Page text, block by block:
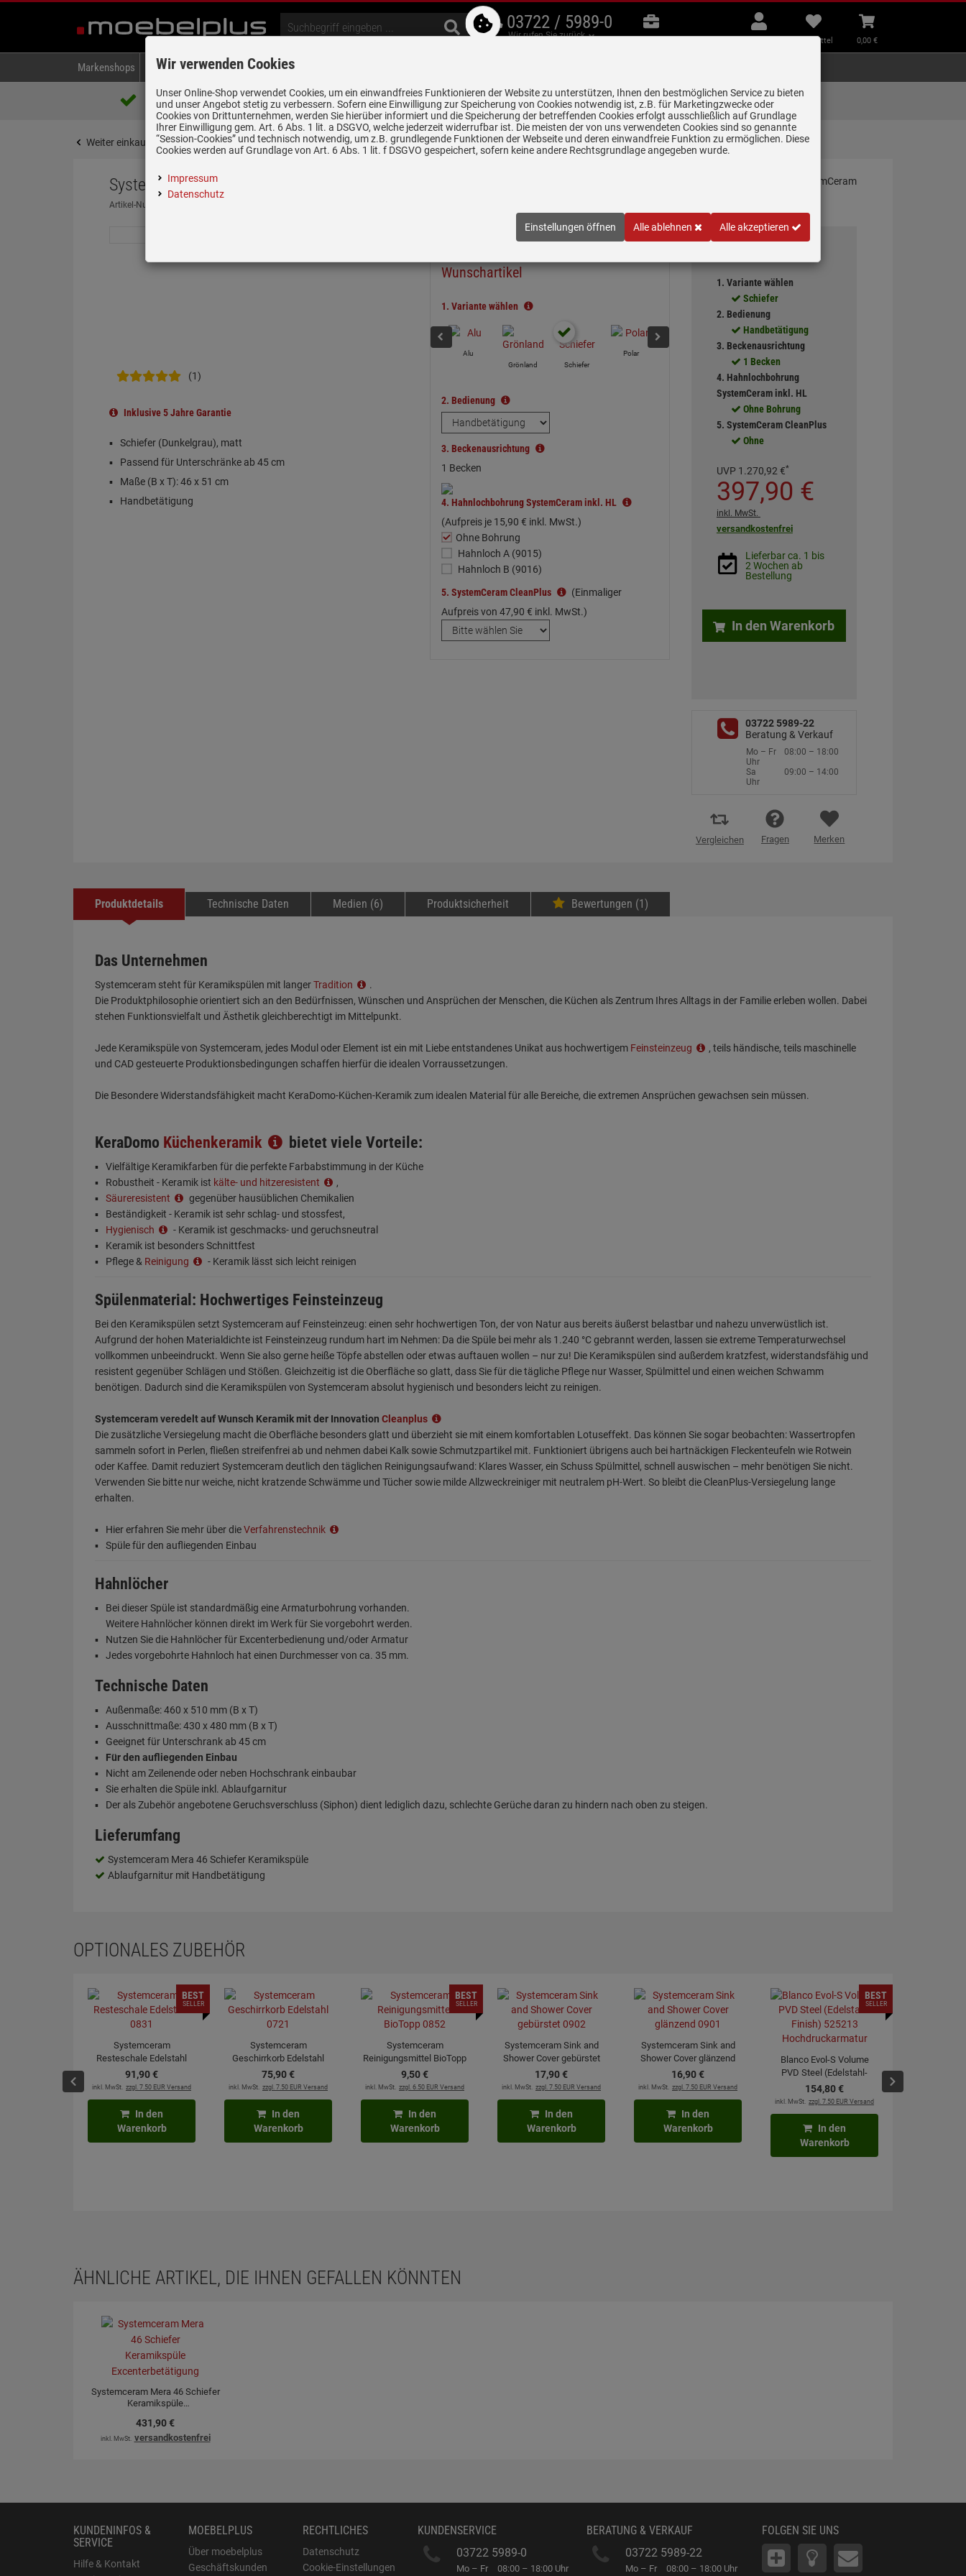
03722 / 5989-0
Wir rufen Sie zurück
B2B
Beratung
Mein
Konto
Merkzettel
aufklappen
Merkzettel
Warenkorb
aufklappen
0,00 €
Markenshops Backen & Kochen Kühlen & Gefrieren
Über 85.000 positive Bewertungen
auf eBay, Amazon und Trusted Shops
5 Jahre Garantie auf
alle gekennzeichneten Produkte
Lieferung zum
Wunschtermin
Weiter einkaufen Startseite Spülen & Armaturen Keramikspülen Systemceram Mera 46 Schiefer Keramikspüle Handbet…
Systemceram Mera 46 Schiefer Keramikspüle Handbetätigung
Artikel-Nummer:
(1)
Inklusive 5 Jahre Garantie
Schiefer (Dunkelgrau), matt
Passend für Unterschränke ab 45 cm
Maße (B x T): 46 x 51 cm
Handbetätigung
Wunschartikel
1. Variante wählen
Alu
Grönland
Schiefer
Polar
Nero
2. Bedienung
3. Beckenausrichtung
1 Becken
4. Hahnlochbohrung SystemCeram inkl. HL
(Aufpreis je 15,90 € inkl. MwSt.)
Ohne Bohrung
Hahnloch A (9015)
Hahnloch B (9016)
5. SystemCeram CleanPlus
(Einmaliger
Aufpreis von 47,90 € inkl. MwSt.)
1. Variante wählen
Schiefer
2. Bedienung
Handbetätigung
3. Beckenausrichtung
1 Becken
4. Hahnlochbohrung
SystemCeram inkl. HL
Ohne Bohrung
5. SystemCeram CleanPlus
Ohne
UVP 1.270,92 €*
397,90 €
inkl. MwSt.
versandkostenfrei
Lieferbar ca. 1 bis
2 Wochen ab
Bestellung
In den Warenkorb
03722 5989-22
Beratung & Verkauf
Mo – Fr
08:00 – 18:00
Uhr
Sa
09:00 – 14:00
Uhr
Vergleichen Fragen Merken
Produktdetails Technische Daten Medien (6) Produktsicherheit Bewertungen (1)
Das Unternehmen
Systemceram steht für Keramikspülen mit langerTradition
.
Die Produktphilosophie orientiert sich an den Bedürfnissen, Wünschen und Ansprüchen der Menschen, die Küchen als Zentrum Ihres Alltags in der Familie erleben wollen. Dabei
stehen Funktionsvielfalt und Ästhetik gleichberechtigt im Mittelpunkt.
Jede Keramikspüle von Systemceram, jedes Modul oder Element ist ein mit Liebe entstandenes Unikat aus hochwertigem Feinsteinzeug
, teils händische, teils maschinelle
und CAD gesteuerte Produktionsbedingungen schaffen hierfür die idealen Vorraussetzungen.
Die Besondere Widerstandsfähigkeit macht KeraDomo-Küchen-Keramik zum idealen Material für alle Bereiche, die extremen Ansprüchen gewachsen sein müssen.
KeraDomo Küchenkeramik bietet viele Vorteile:
Vielfältige Keramikfarben für die perfekte Farbabstimmung in der Küche
Robustheit - Keramik ist kälte- und hitzeresistent
,
Säureresistent
gegenüber hausüblichen Chemikalien
Beständigkeit - Keramik ist sehr schlag- und stossfest,
Hygienisch
- Keramik ist geschmacks- und geruchsneutral
Keramik ist besonders Schnittfest
Pflege & Reinigung - Keramik lässt sich leicht reinigen
Spülenmaterial: Hochwertiges Feinsteinzeug
Bei den Keramikspülen setzt Systemceram auf Feinsteinzeug: einen sehr hochwertigen Ton, der von Natur aus bereits äußerst belastbar und nahezu unverwüstlich ist.
Aufgrund der hohen Materialdichte ist Feinsteinzeug rundum hart im Nehmen: Da die Spüle bei mehr als 1.240 °C gebrannt werden, lassen sie extreme Temperaturwechsel
vollkommen unbeeindruckt. Wenn Sie also gerne heiße Töpfe abstellen oder etwas auftauen wollen – nur zu! Die Keramikspülen sind außerdem kratzfest, widerstandsfähig und
resistent gegenüber Schlägen und Stößen. Gleichzeitig ist die Oberfläche so glatt, dass Sie für die tägliche Pflege nur Wasser, Spülmittel und einen weichen Schwamm
benötigen. Dadurch sind die Keramikspülen von Systemceram absolut hygienisch und besonders leicht zu reinigen.
Systemceram veredelt auf Wunsch Keramik mit der Innovation Cleanplus
Die zusätzliche Versiegelung macht die Oberfläche besonders glatt und überzieht sie mit einem komfortablen Lotuseffekt. Das können Sie sogar beobachten: Wassertropfen
sammeln sofort in Perlen, fließen streifenfrei ab und nehmen dabei Kalk sowie Schmutzpartikel mit. Funktioniert übrigens auch bei hartnäckigen Fleckenteufeln wie Rotwein
oder Kaffee. Damit reduziert Systemceram deutlich den täglichen Reinigungsaufwand: Klares Wasser, ein Schuss Spülmittel, schnell auswischen – mehr benötigen Sie nicht.
Verwenden Sie bitte nur weiche, nicht kratzende Schwämme und Tücher sowie milde Allzweckreiniger mit neutralem pH-Wert. So bleibt die CleanPlus-Versiegelung lange
erhalten.
Hier erfahren Sie mehr über dieVerfahrenstechnik
Spüle für den aufliegenden Einbau
Hahnlöcher
Bei dieser Spüle ist standardmäßig eine Armaturbohrung vorhanden.
Weitere Hahnlöcher können direkt im Werk für Sie vorgebohrt werden.
Nutzen Sie die Hahnlöcher für Excenterbedienung und/oder Armatur
Jedes vorgebohrte Hahnloch hat einen Durchmesser von ca. 35 mm.
Technische Daten
Außenmaße: 460 x 510 mm (B x T)
Ausschnittmaße: 430 x 480 mm (B x T)
Geeignet für Unterschrank ab 45 cm
Für den aufliegenden Einbau
Nicht am Zeilenende oder neben Hochschrank einbaubar
Sie erhalten die Spüle inkl. Ablaufgarnitur
Der als Zubehör angebotene Geruchsverschluss (Siphon) dient lediglich dazu, schlechte Gerüche daran zu hindern nach oben zu steigen.
Lieferumfang
Systemceram Mera 46 Schiefer Keramikspüle
Ablaufgarnitur mit Handbetätigung
OPTIONALES ZUBEHÖR
Systemceram
Resteschale Edelstahl
0831
91,90€
inkl. MwSt. zzgl. 7.50 EUR Versand
BEST
SELLER
In den
Warenkorb
Systemceram
Geschirrkorb Edelstahl
0721
75,90€
inkl. MwSt. zzgl. 7.50 EUR Versand
In den
Warenkorb
Systemceram
Reinigungsmittel BioTopp
0852
9,50€
inkl. MwSt. zzgl. 6.50 EUR Versand
BEST
SELLER
In den
Warenkorb
Systemceram Sink and
Shower Cover gebürstet
0902
17,90€
inkl. MwSt. zzgl. 7.50 EUR Versand
In den
Warenkorb
Systemceram Sink and
Shower Cover glänzend
0901
16,90€
inkl. MwSt. zzgl. 7.50 EUR Versand
In den
Warenkorb
Blanco Evol-S Volume
PVD Steel (Edelstahl-
Finish) 525213
Hochdruckarmatur
154,80€
inkl. MwSt. zzgl. 7.50 EUR Versand
BEST
SELLER
In den
Warenkorb
ÄHNLICHE ARTIKEL, DIE IHNEN GEFALLEN KÖNNTEN
Systemceram Mera 46 Schiefer
Keramikspüle
431,90€
inkl. MwSt. versandkostenfrei
KUNDENINFOS &
SERVICE
Hilfe & Kontakt
MOEBELPLUS
Über moebelplus
Geschäftskunden
RECHTLICHES
Datenschutz
Cookie-Einstellungen
KUNDENSERVICE
03722 5989-0
Mo – Fr 08:00 – 18:00 Uhr
BERATUNG & VERKAUF
03722 5989-22
Mo – Fr 08:00 – 18:00 Uhr
FOLGEN SIE UNS
Wir verwenden Cookies
Unser Online-Shop verwendet Cookies, um ein einwandfreies Funktionieren der Website zu unterstützen, Ihnen den bestmöglichen Service zu bieten
und unser Angebot stetig zu verbessern. Sofern eine Einwilligung zur Speicherung von Cookies notwendig ist, z.B. für Marketingzwecke oder
Cookies von Drittunternehmen, werden Sie hierüber informiert und die Speicherung der betreffenden Cookies erfolgt ausschließlich auf Grundlage
Ihrer Einwilligung gem. Art. 6 Abs. 1 lit. a DSGVO, welche jederzeit widerrufbar ist. Die meisten der von uns verwendeten Cookies sind so genannte
“Session-Cookies” und technisch notwendig, um z.B. grundlegende Funktionen der Webseite und deren einwandfreie Funktion zu ermöglichen. Diese
Cookies werden auf Grundlage von Art. 6 Abs. 1 lit. f DSGVO gespeichert, sofern keine andere Rechtsgrundlage angegeben wurde.
Impressum
Datenschutz
Einstellungen öffnen Alle ablehnen Alle akzeptieren